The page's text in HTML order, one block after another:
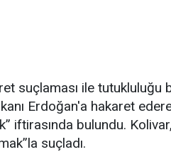
suçlaması ile
Erdoğan'a hakaret
iftirasında bulundu.
suçladı.